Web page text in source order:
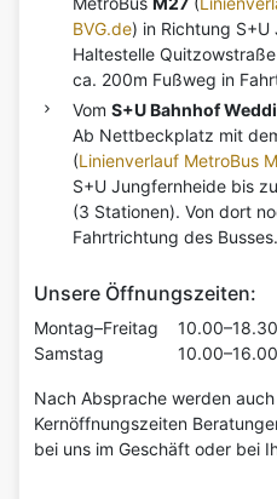
BVG.de) in Richtung
Haltestelle
ca. 200m Fußweg in
Vom S+U Bahnhof
Ab Nettbeckplatz mit
(Linienverlauf MetroBus
S+U Jungfernheide bis
(3 Stationen). Von dort
Fahrtrichtung des Busses.
Unsere Öffnungszeiten:
Montag–Freitag
Samstag
Nach Absprache werden
Kernöffnungszeiten
bei uns im Geschäft oder bei